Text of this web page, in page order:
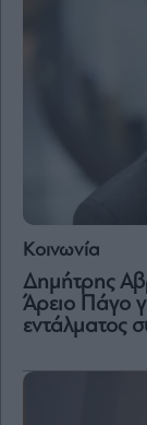
Κοινωνία
Δημήτρης
Άρειο Πάγο
εντάλματος